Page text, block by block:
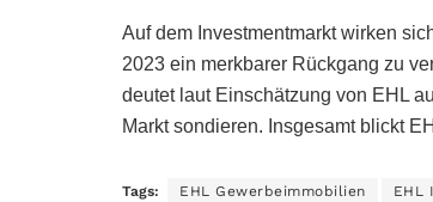
Auf dem Investmentmarkt wirken
2023 ein merkbarer Rückgang zu
deutet laut Einschätzung von EHL
Markt sondieren. Insgesamt blickt
Tags: EHL Gewerbeimmobilien EHL